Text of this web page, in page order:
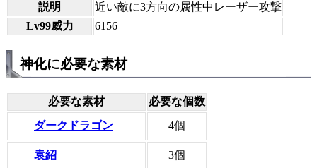
説明
近い敵に3方向の属性中レーザー攻撃
Lv99威力
6156
神化に必要な素材
必要な素材
必要な個数
ダークドラゴン
4個
袁紹 3個